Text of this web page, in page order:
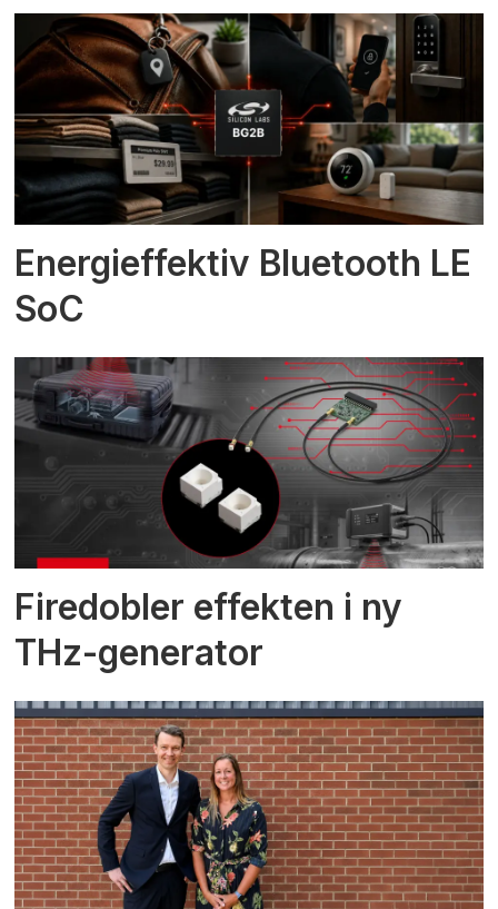
Energieffektiv Bluetooth LE
SoC
Firedobler effekten i ny
THz-generator